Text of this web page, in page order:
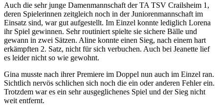
Auch die sehr junge Damenmannschaft der TA TSV Crailsheim 1,
deren Spielerinnen zeitgleich noch in der Juniorenmannschaft im
Einsatz sind, war gut aufgestellt. Im Einzel konnte lediglich Lorena
ihr Spiel gewinnen. Sehr routiniert spielte sie sichere Bälle und
gewann in zwei Sätzen. Aline konnte einen Sieg, nach einem hart
erkämpften 2. Satz, nicht für sich verbuchen. Auch bei Jeanette lief
es leider nicht so wie gewohnt.
Gina musste nach ihrer Premiere im Doppel nun auch im Einzel ran.
Sichtlich nervös schlichen sich noch die ein oder anderen Fehler ein.
Trotzdem war es ein sehr ausgeglichenes Spiel und der Sieg nicht
weit entfernt.